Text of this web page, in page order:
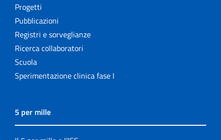
Progetti
Pubblicazioni
Registri e sorveglianze
Ricerca collaboratori
Scuola
Sperimentazione clinica fase I
5 per mille